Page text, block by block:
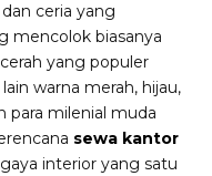
ceria yang
mencolok biasanya
yang populer
warna merah, hijau,
para milenial muda
sewa kantor
interior yang satu